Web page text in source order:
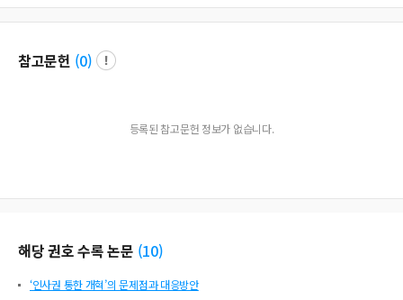
참고문헌 (0)
등록된 참고문헌 정보가 없습니다.
해당 권호 수록 논문 (10)
‘인사권 통한 개혁’의 문제점과 대응방안